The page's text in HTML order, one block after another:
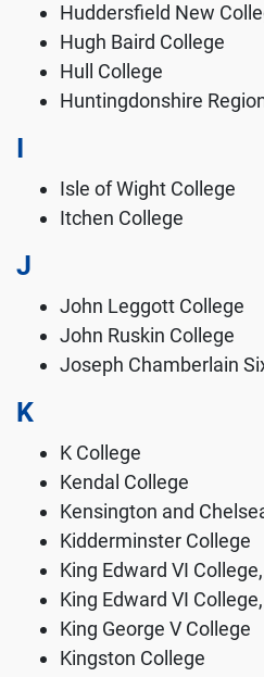
Huddersfield New
Hugh Baird College
Hull College
Huntingdonshire
I
Isle of Wight College
Itchen College
J
John Leggott College
John Ruskin College
Joseph Chamberlain
K
K College
Kendal College
Kensington and
Kidderminster College
King Edward VI
King Edward VI
King George V College
Kingston College